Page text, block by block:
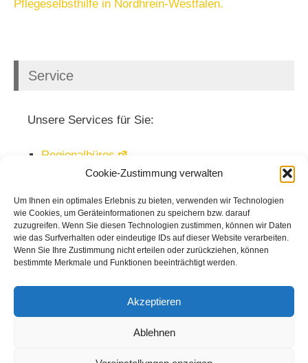
Cookie-Zustimmung verwalten
Um Ihnen ein optimales Erlebnis zu bieten, verwenden wir Technologien
wie Cookies, um Geräteinformationen zu speichern bzw. darauf
zuzugreifen. Wenn Sie diesen Technologien zustimmen, können wir Daten
wie das Surfverhalten oder eindeutige IDs auf dieser Website verarbeiten.
Wenn Sie Ihre Zustimmung nicht erteilen oder zurückziehen, können
bestimmte Merkmale und Funktionen beeinträchtigt werden.
Akzeptieren
Ablehnen
Pflegeselbsthilfe in Nordhrein-Westfalen.
Service
Unsere Services für Sie:
Regionalbüros
Veranstaltungen
Mediathek
Newsletter